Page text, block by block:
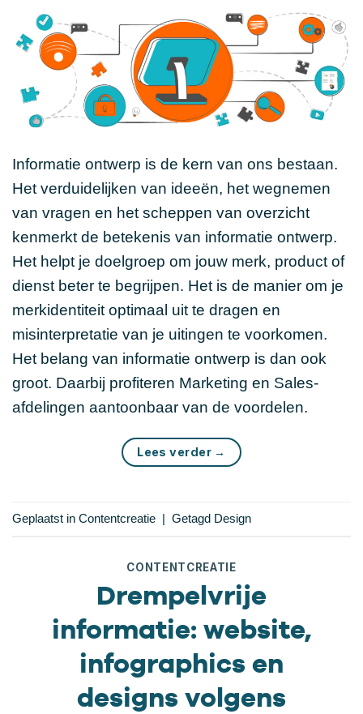
Informatie ontwerp is de kern van ons bestaan.
Het verduidelijken van ideeën, het wegnemen
van vragen en het scheppen van overzicht
kenmerkt de betekenis van informatie ontwerp.
Het helpt je doelgroep om jouw merk, product of
dienst beter te begrijpen. Het is de manier om je
merkidentiteit optimaal uit te dragen en
misinterpretatie van je uitingen te voorkomen.
Het belang van informatie ontwerp is dan ook
groot. Daarbij profiteren Marketing en Sales-
afdelingen aantoonbaar van de voordelen.
Lees verder →
Geplaatst in Contentcreatie | Getagd Design
CONTENTCREATIE
Drempelvrije
informatie: website,
infographics en
designs volgens